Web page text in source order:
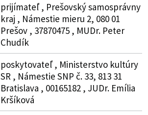
prijímateľ , Prešovský samosprávny
kraj , Námestie mieru 2, 080 01
Prešov , 37870475 , MUDr. Peter
Chudík
poskytovateľ , Ministerstvo kultúry
SR , Námestie SNP č. 33, 813 31
Bratislava , 00165182 , JUDr. Emília
Kršíková